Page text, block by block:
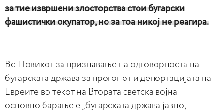
за тие извршени злосторства стои бугарски
фашистички окупатор, но за тоа никој не реагира.
Во Повикот за признавање на одговорноста на
бугарската држава за прогонот и депортацијата на
Евреите во текот на Втората светска војна
основно барање е „бугарската држава јавно,